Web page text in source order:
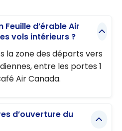
Feuille d’érable Air
vols intérieurs ?
la zone des départs vers
entre les portes 1
Air Canada.
d’ouverture du